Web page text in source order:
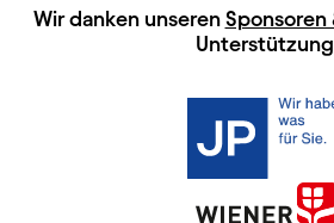
HAUPTSPONSOREN
Wir danken unseren Sponsoren